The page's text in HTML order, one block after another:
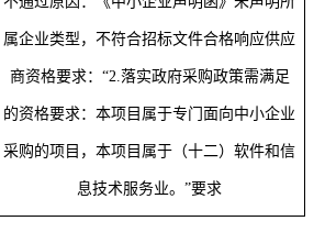
属企业类型，不符合招标文件合格响应供应
商资格要求：“2.落实政府采购政策需满足
的资格要求：本项目属于专门面向中小企业
采购的项目，本项目属于（十二）软件和信
息技术服务业。”要求